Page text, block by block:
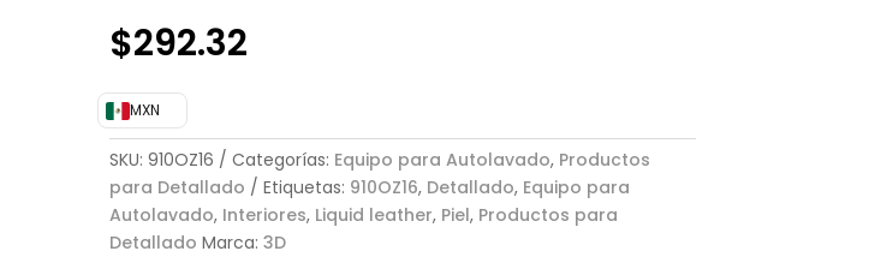
$292.32
MXN
SKU: 910OZ16 Categorías: Equipo para Autolavado, Productos
para Detallado
Etiquetas: 910OZ16, Detallado, Equipo para
Autolavado, Interiores, Liquid leather, Piel, Productos para
Detallado Marca: 3D